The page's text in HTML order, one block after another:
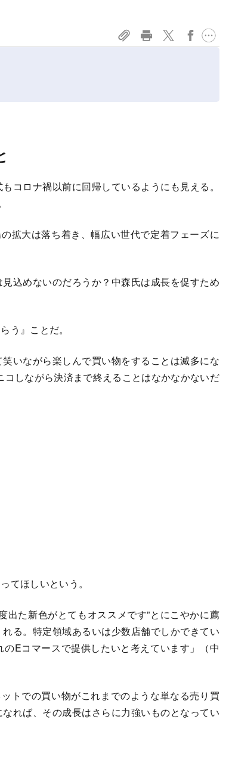
コロナ禍以前に回帰しているようにも見える。
拡大は落ち着き、幅広い世代で定着フェーズに
込めないのだろうか？中森氏は成長を促すため
う』ことだ。
いながら楽しんで買い物をすることは滅多にな
しながら決済まで終えることはなかなかないだ
てほしいという。
出た新色がとてもオススメです”とにこやかに薦
る。特定領域あるいは少数店舗でしかできてい
Eコマースで提供したいと考えています」（中
トでの買い物がこれまでのような単なる売り買
れば、その成長はさらに力強いものとなってい